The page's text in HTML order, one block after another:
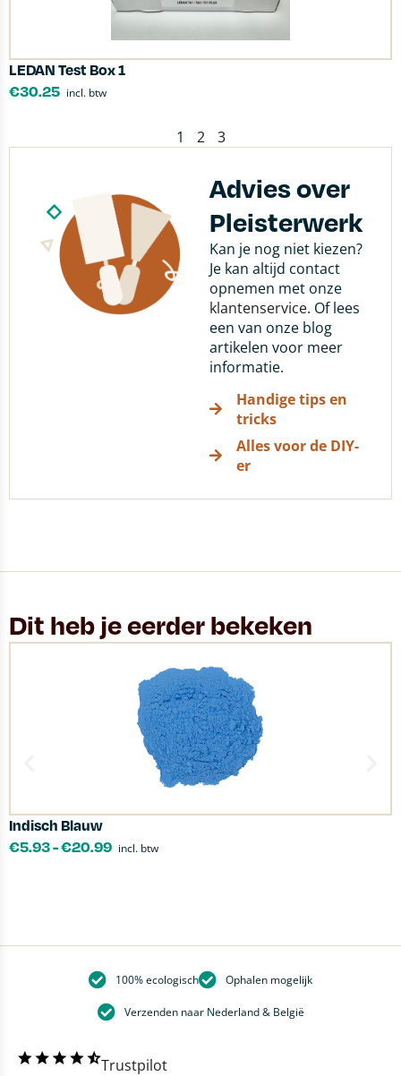
LEDAN Test Box 1
€30.25 incl. btw
1 2 3
Advies over
Pleisterwerk
Kan je nog niet kiezen?
Je kan altijd contact
opnemen met onze
klantenservice. Of lees
een van onze blog
artikelen voor meer
informatie.
Handige tips en
tricks
Alles voor de DIY-
er
Dit heb je eerder bekeken
Indisch Blauw
€5.93-€20.99 incl. btw
100% ecologisch Ophalen mogelijk
Verzenden naar Nederland & België
Trustpilot